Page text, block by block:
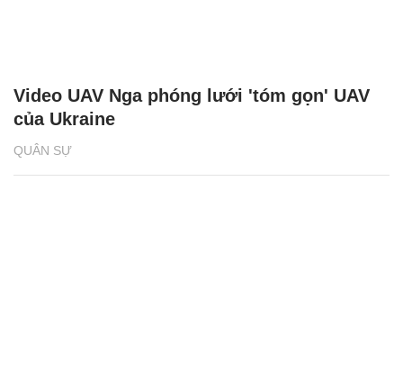
QUÂN SỰ
Video UAV Nga phóng lưới 'tóm gọn' UAV
của Ukraine